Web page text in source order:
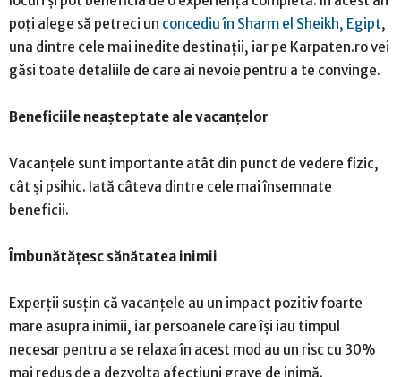
poți alege să petreci un concediu în Sharm el Sheikh, Egipt,
una dintre cele mai inedite destinații, iar pe Karpaten.ro vei
găsi toate detaliile de care ai nevoie pentru a te convinge.
Beneficiile neașteptate ale vacanțelor
Vacanțele sunt importante atât din punct de vedere fizic,
cât și psihic. Iată câteva dintre cele mai însemnate
beneficii.
Îmbunătățesc sănătatea inimii
Experții susțin că vacanțele au un impact pozitiv foarte
mare asupra inimii, iar persoanele care își iau timpul
necesar pentru a se relaxa în acest mod au un risc cu 30%
mai redus de a dezvolta afecțiuni grave de inimă.